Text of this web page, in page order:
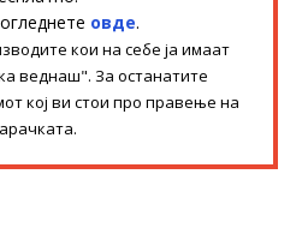
овде.
кои на себе ја имаат
веднаш". За останатите
кој ви стои про правење на